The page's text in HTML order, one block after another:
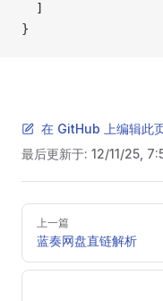
  ]
}
在 GitHub 上编辑此
最后更新于: 12/11/25,
Pager
上一篇
蓝奏网盘直链解析